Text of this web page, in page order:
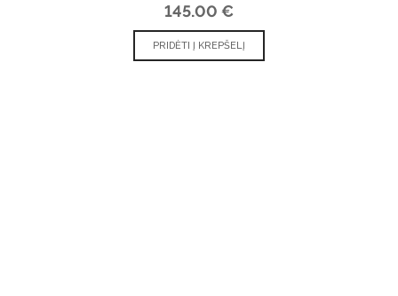
145.00 €
PRIDĖTI Į KREPŠELĮ